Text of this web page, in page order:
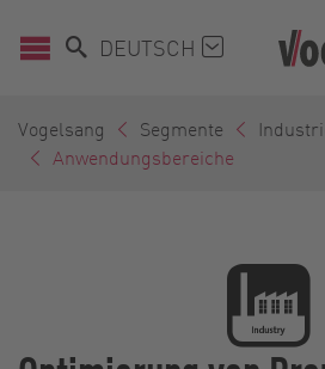
DEUTSCH
Vogelsang Segmente
Anwendungsbereiche